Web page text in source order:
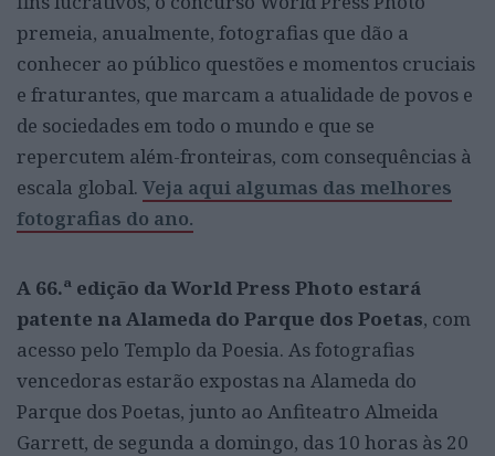
premeia, anualmente, fotografias que dão a
conhecer ao público questões e momentos cruciais
e fraturantes, que marcam a atualidade de povos e
de sociedades em todo o mundo e que se
repercutem além-fronteiras, com consequências à
escala global. Veja aqui algumas das melhores
fotografias do ano.
A 66.ª edição da World Press Photo estará
patente na Alameda do Parque dos Poetas, com
acesso pelo Templo da Poesia. As fotografias
vencedoras estarão expostas na Alameda do
Parque dos Poetas, junto ao Anfiteatro Almeida
Garrett, de segunda a domingo, das 10 horas às 20